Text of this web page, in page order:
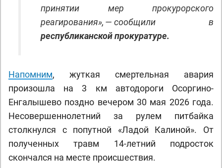
принятии мер прокурорского
реагирования», — сообщили в
республиканской прокуратуре.
Напомним, жуткая смертельная авария
произошла на 3 км автодороги Осоргино-
Енгалышево поздно вечером 30 мая 2026 года.
Несовершеннолетний за рулем питбайка
столкнулся с попутной «Ладой Калиной». От
полученных травм 14-летний подросток
скончался на месте происшествия.